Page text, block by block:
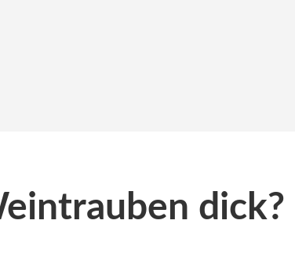
dick?